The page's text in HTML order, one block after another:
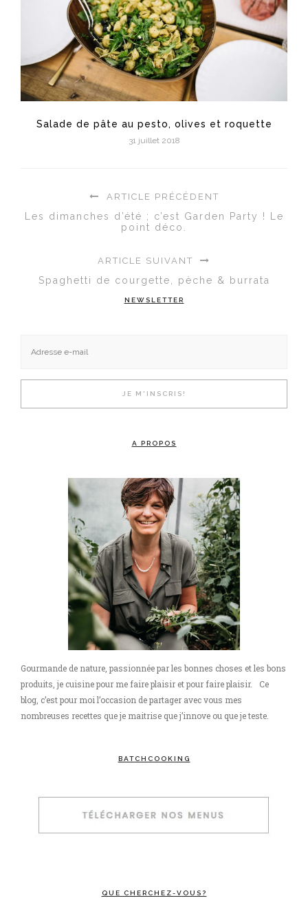
Salade de pâte au pesto, olives et roquette
31 juillet 2018
ARTICLE PRÉCÉDENT
Les dimanches d’été ; c’est Garden Party ! Le
point déco.
ARTICLE SUIVANT
Spaghetti de courgette, pèche & burrata
NEWSLETTER
A PROPOS
Gourmande de nature, passionnée par les bonnes choses et les bons
produits, je cuisine pour me faire plaisir et pour faire plaisir. Ce
blog, c’est pour moi l’occasion de partager avec vous mes
nombreuses recettes que je maitrise que j’innove ou que je teste.
BATCHCOOKING
QUE CHERCHEZ-VOUS?